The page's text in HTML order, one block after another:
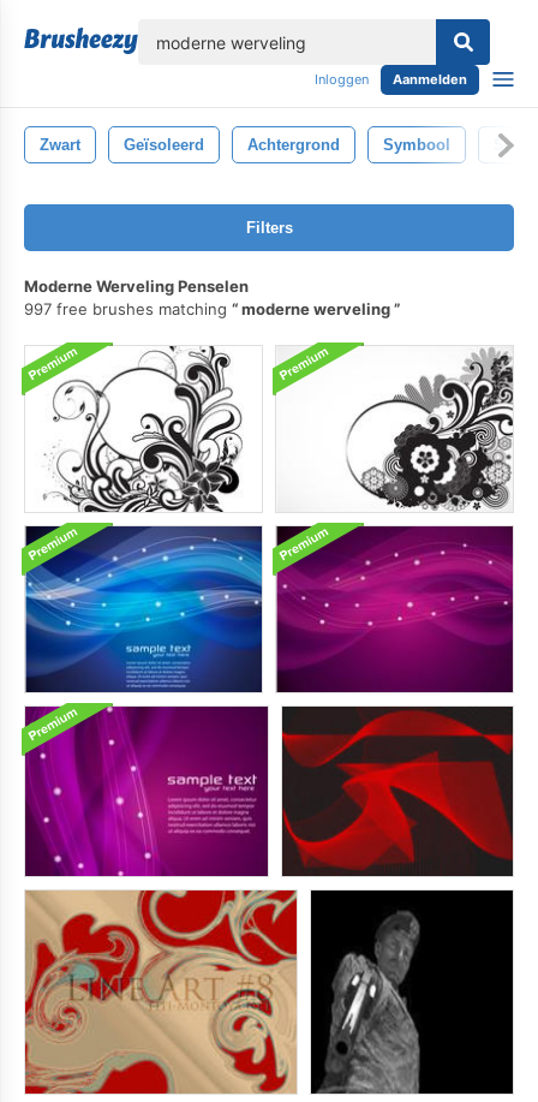
Inloggen Aanmelden
Zwart Geïsoleerd Achtergrond Symbool
Filters
Moderne Werveling Penselen
997 free brushes matching
moderne werveling